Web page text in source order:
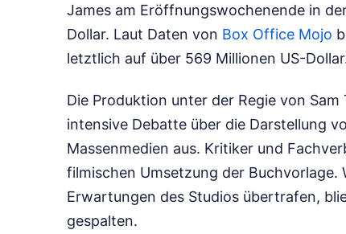
James am Eröffnungswochenende in
Dollar. Laut Daten von Box Office Mojo
letztlich auf über 569 Millionen US-
Die Produktion unter der Regie von
intensive Debatte über die Darstellung
Massenmedien aus. Kritiker und
filmischen Umsetzung der Buchvorlage.
Erwartungen des Studios übertrafen,
gespalten.